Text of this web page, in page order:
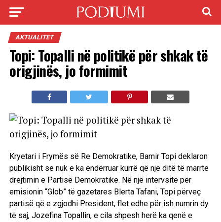
AKTUALITET
Topi: Topalli në politikë për shkak të
origjinës, jo formimit
Kryetari i Frymës së Re Demokratike, Bamir Topi deklaron
publikisht se nuk e ka ëndërruar kurrë që një ditë të marrte
drejtimin e Partisë Demokratike. Në një intervsitë për
emisionin “Glob” të gazetares Blerta Tafani, Topi përveç
partisë që e zgjodhi President, flet edhe për ish numrin dy
të saj, Jozefina Topallin, e cila shpesh herë ka qenë e